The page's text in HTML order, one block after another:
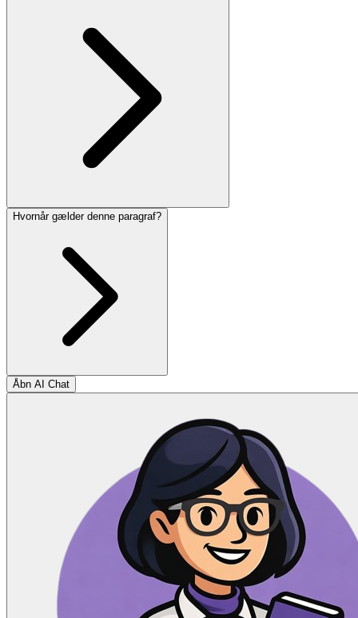
Hvornår gælder denne paragraf?
Åbn AI Chat